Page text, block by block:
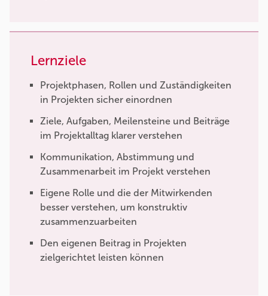
Lernziele
Projektphasen, Rollen und Zuständigkeiten
in Projekten sicher einordnen
Ziele, Aufgaben, Meilensteine und Beiträge
im Projektalltag klarer verstehen
Kommunikation, Abstimmung und
Zusammenarbeit im Projekt verstehen
Eigene Rolle und die der Mitwirkenden
besser verstehen, um konstruktiv
zusammenzuarbeiten
Den eigenen Beitrag in Projekten
zielgerichtet leisten können